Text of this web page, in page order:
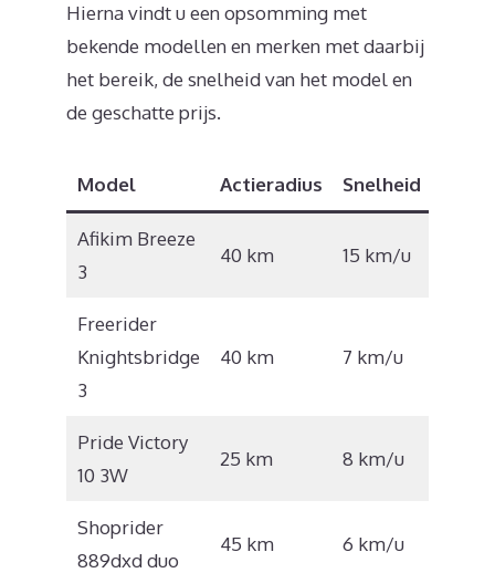
Hierna vindt u een opsomming met
bekende modellen en merken met daarbij
het bereik, de snelheid van het model en
de geschatte prijs.
Model Actieradius Snelheid
Afikim Breeze
3
40 km 15 km/u
Freerider
Knightsbridge
3
40 km 7 km/u
Pride Victory
10 3W
25 km 8 km/u
Shoprider
889dxd duo
45 km 6 km/u